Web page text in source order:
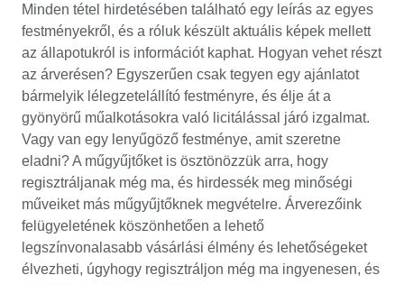
Minden tétel hirdetésében található egy leírás az egyes
festményekről, és a róluk készült aktuális képek mellett
az állapotukról is információt kaphat. Hogyan vehet részt
az árverésen? Egyszerűen csak tegyen egy ajánlatot
bármelyik lélegzetelállító festményre, és élje át a
gyönyörű műalkotásokra való licitálással járó izgalmat.
Vagy van egy lenyűgöző festménye, amit szeretne
eladni? A műgyűjtőket is ösztönözzük arra, hogy
regisztráljanak még ma, és hirdessék meg minőségi
műveiket más műgyűjtőknek megvételre. Árverezőink
felügyeletének köszönhetően a lehető
legszínvonalasabb vásárlási élmény és lehetőségeket
élvezheti, úgyhogy regisztráljon még ma ingyenesen, és